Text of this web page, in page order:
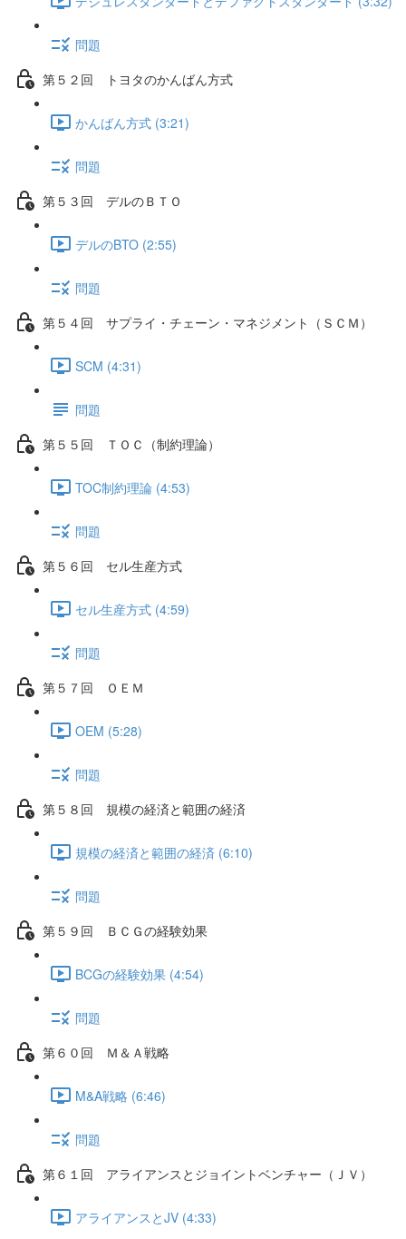
問題
第５２回 トヨタのかんばん方式
かんばん方式 (3:21)
問題
第５３回 デルのＢＴＯ
デルのBTO (2:55)
問題
第５４回 サプライ・チェーン・マネジメント（ＳＣＭ）
SCM (4:31)
問題
第５５回 ＴＯＣ（制約理論）
TOC制約理論 (4:53)
問題
第５６回 セル生産方式
セル生産方式 (4:59)
問題
第５７回 ＯＥＭ
OEM (5:28)
問題
第５８回 規模の経済と範囲の経済
規模の経済と範囲の経済 (6:10)
問題
第５９回 ＢＣＧの経験効果
BCGの経験効果 (4:54)
問題
第６０回 Ｍ＆Ａ戦略
M&A戦略 (6:46)
問題
第６１回 アライアンスとジョイントベンチャー（ＪＶ）
アライアンスとJV (4:33)